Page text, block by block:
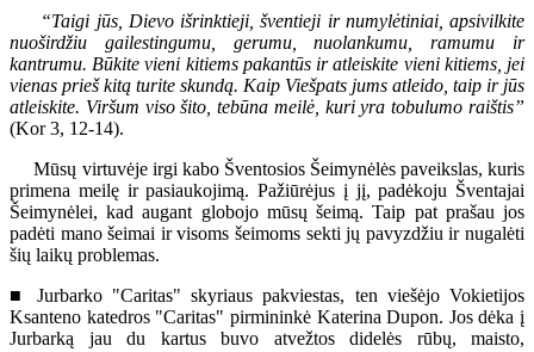
“Taigi jūs, Dievo išrinktieji, šventieji ir numylėtiniai, apsivilkite
nuoširdžiu gailestingumu, gerumu, nuolankumu, ramumu ir
kantrumu. Būkite vieni kitiems pakantūs ir atleiskite vieni kitiems, jei
vienas prieš kitą turite skundą. Kaip Viešpats jums atleido, taip ir jūs
atleiskite. Viršum viso šito, tebūna meilė, kuri yra tobulumo raištis”
(Kor 3, 12-14).
Mūsų virtuvėje irgi kabo Šventosios Šeimynėlės paveikslas, kuris
primena meilę ir pasiaukojimą. Pažiūrėjus į jį, padėkoju Šventajai
Šeimynėlei, kad augant globojo mūsų šeimą. Taip pat prašau jos
padėti mano šeimai ir visoms šeimoms sekti jų pavyzdžiu ir nugalėti
šių laikų problemas.
■ Jurbarko "Caritas" skyriaus pakviestas, ten viešėjo Vokietijos
Ksanteno katedros "Caritas" pirmininkė Katerina Dupon. Jos dėka į
Jurbarką jau du kartus buvo atvežtos didelės rūbų, maisto,